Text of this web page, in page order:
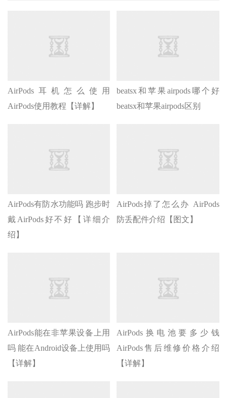
AirPods耳机怎么使用
AirPods使用教程【详解】
beatsx和苹果airpods哪个好
beatsx和苹果airpods区别
AirPods有防水功能吗 跑步时
戴AirPods好不好【详细介
绍】
AirPods掉了怎么办 AirPods
防丢配件介绍【图文】
AirPods能在非苹果设备上用
吗 能在Android设备上使用吗
【详解】
AirPods换电池要多少钱
AirPods售后维修价格介绍
【详解】